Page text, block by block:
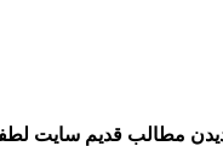
مطالب قدیم سایت